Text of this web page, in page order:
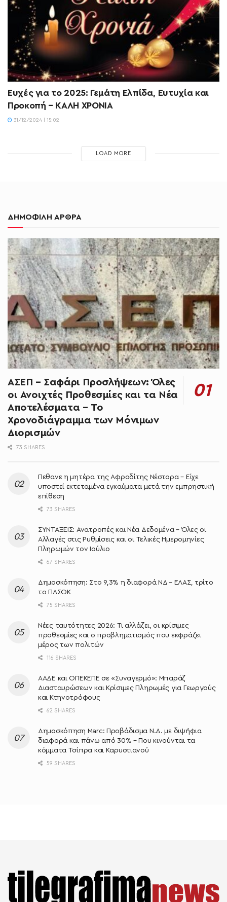
Ευχές για το 2025: Γεμάτη Ελπίδα, Ευτυχία και
Προκοπή – ΚΑΛΗ ΧΡΟΝΙΑ
31/12/2024 | 15:02
LOAD MORE
ΔΗΜΟΦΙΛΗ ΑΡΘΡΑ
ΑΣΕΠ – Σαφάρι Προσλήψεων: Όλες
οι Ανοιχτές Προθεσμίες και τα Νέα
Αποτελέσματα – Το
Χρονοδιάγραμμα των Μόνιμων
Διορισμών
73 SHARES
Πεθανε η μητέρα της Αφροδίτης Νέστορα – Είχε
υποστεί εκτεταμένα εγκαύματα μετά την εμπρηστική
επίθεση
73 SHARES
ΣΥΝΤΑΞΕΙΣ: Ανατροπές και Νέα Δεδομένα – Όλες οι
Αλλαγές στις Ρυθμίσεις και οι Τελικές Ημερομηνίες
Πληρωμών τον Ιούλιο
67 SHARES
Δημοσκόπηση: Στο 9,3% η διαφορά ΝΔ – ΕΛΑΣ, τρίτο
το ΠΑΣΟΚ
75 SHARES
Νέες ταυτότητες 2026: Τι αλλάζει, οι κρίσιμες
προθεσμίες και ο προβληματισμός που εκφράζει
μέρος των πολιτών
116 SHARES
ΑΑΔΕ και ΟΠΕΚΕΠΕ σε «Συναγερμό»: Μπαράζ
Διασταυρώσεων και Κρίσιμες Πληρωμές για Γεωργούς
και Κτηνοτρόφους
62 SHARES
Δημοσκόπηση Marc: Προβάδισμα Ν.Δ. με διψήφια
διαφορά και πάνω από 30% – Που κινούνται τα
κόμματα Τσίπρα και Καρυστιανού
59 SHARES